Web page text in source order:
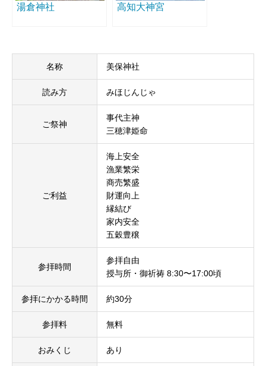
湯倉神社 高知大神宮
名称 美保神社
読み方 みほじんじゃ
ご祭神
事代主神
三穂津姫命
ご利益
海上安全
漁業繁栄
商売繁盛
財運向上
縁結び
家内安全
五穀豊穣
参拝時間
参拝自由
授与所・御祈祷 8:30〜17:00頃
参拝にかかる時間 約30分
参拝料 無料
おみくじ あり